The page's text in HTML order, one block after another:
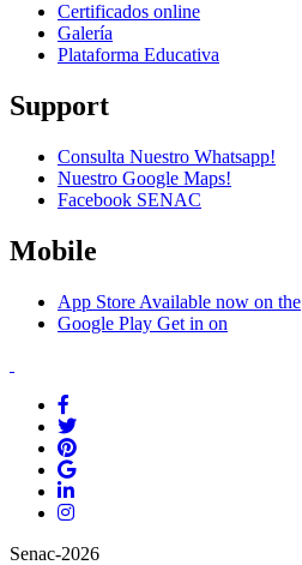
Certificados online
Galería
Plataforma Educativa
Support
Consulta Nuestro Whatsapp!
Nuestro Google Maps!
Facebook SENAC
Mobile
App Store Available now on the
Google Play Get in on
Senac-2026